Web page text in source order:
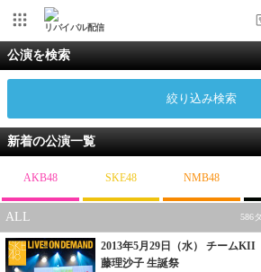
リバイバル配信
公演を検索
絞り込み検索
新着の公演一覧
AKB48 SKE48 NMB48
ALL 586
2013年5月29日（水） チームKII
藤理沙子 生誕祭